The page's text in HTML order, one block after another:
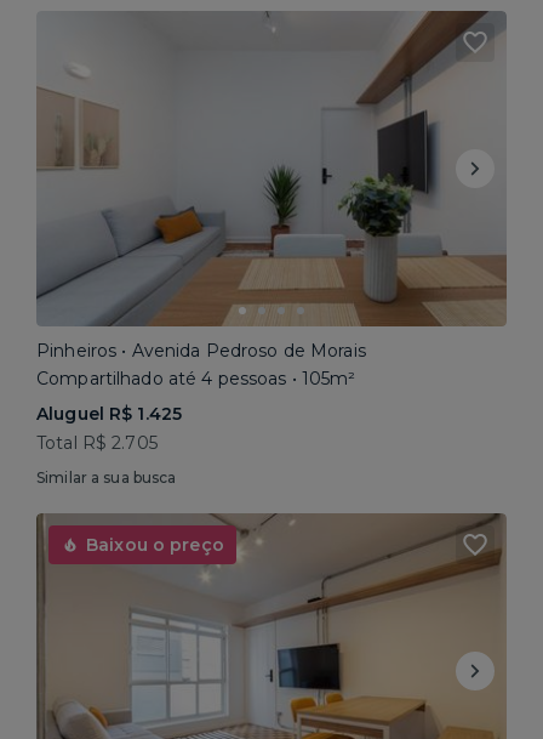
Pinheiros • Avenida Pedroso de Morais
Compartilhado até 4 pessoas • 105m²
Aluguel R$ 1.425
Total R$ 2.705
Similar a sua busca
Baixou o preço